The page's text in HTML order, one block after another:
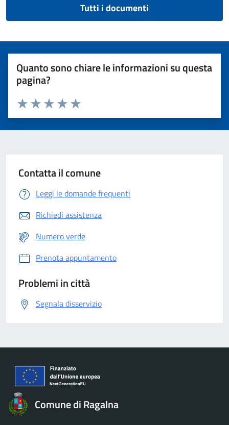
Tutti i documenti
Quanto sono chiare le informazioni su questa
pagina?
Valuta 5 stelle su 5
Valuta 4 stelle su 5
Valuta 3 stelle su 5
Valuta 2 stelle su 5
Valuta 1 stelle su 5
Contatta il comune
Leggi le domande frequenti
Richiedi assistenza
Numero verde
Prenota appuntamento
Problemi in città
Segnala disservizio
Comune di Ragalna